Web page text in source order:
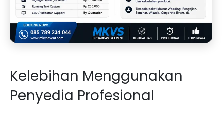
Kelebihan Menggunakan
Penyedia Profesional